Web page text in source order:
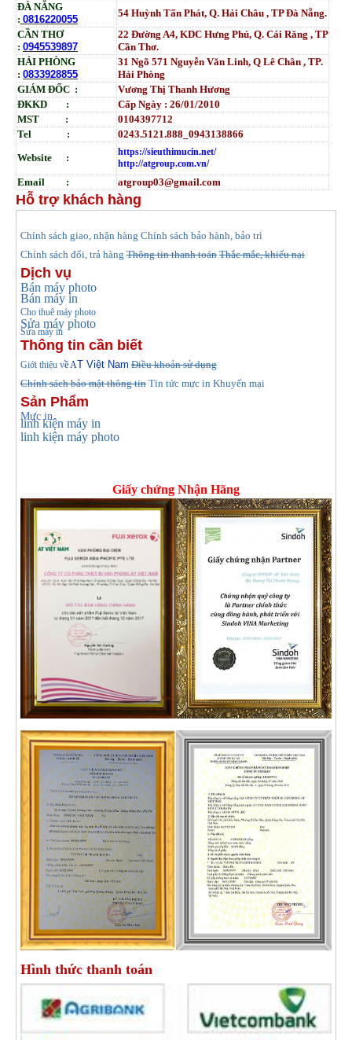
ĐÀ NẴNG
: 0816220055
54 Huỳnh Tấn Phát, Q. Hải Châu , TP Đà Nẵng.
CẦN THƠ
: 0945539897
22 Đường A4, KDC Hưng Phú, Q. Cái Răng , TP
Cần Thơ.
HẢI PHÒNG
: 0833928855
31 Ngõ 571 Nguyễn Văn Linh, Q Lê Chân , TP.
Hải Phòng
GIÁM ĐỐC :
Vương Thị Thanh Hương
ĐKKD :
Cấp Ngày : 26/01/2010
MST :
0104397712
Tel :
0243.5121.888_0943138866
Website :
https://sieuthimucin.net/
http://atgroup.com.vn/
Email : atgroup03@gmail.com
Hỗ trợ khách hàng
Chính sách giao, nhận hàng Chính sách bảo hành, bảo trì
Chính sách đổi, trả hàng Thông tin thanh toán Thắc mắc, khiếu nại
Dịch vụ
Bán máy photo
Bán máy in
Cho thuê máy photo
Sửa máy photo
Sửa máy in
Thông tin cần biết
Giới thiệu về AT Việt Nam Điều khoản sử dụng
Chính sách bảo mật thông tin Tin tức mực in Khuyến mại
Sản Phẩm
Mực in
linh kiện máy in
linh kiện máy photo
Giấy chứng Nhận Hãng
Hình thức thanh toán